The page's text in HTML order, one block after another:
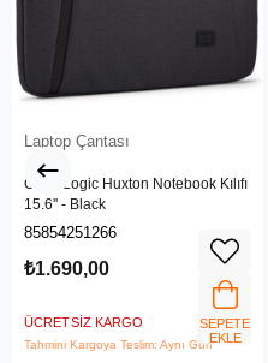
Laptop Çantası
Case Logic Huxton Notebook Kılıfı
15.6'' - Black
85854251266
₺1.690,00
ÜCRETSIZ KARGO
Tahmini Kargoya Teslim: Aynı Gün
SEPETE
EKLE